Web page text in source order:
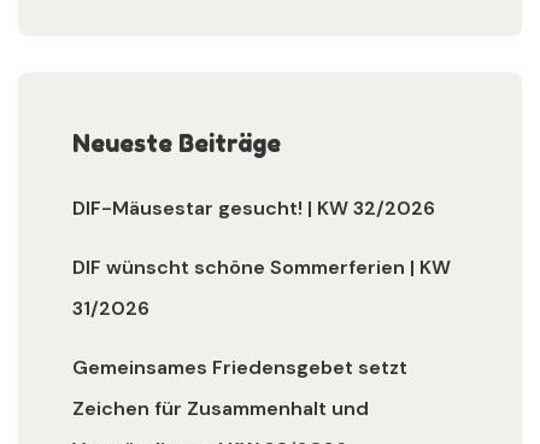
Neueste Beiträge
DIF-Mäusestar gesucht! | KW 32/2026
DIF wünscht schöne Sommerferien | KW
31/2026
Gemeinsames Friedensgebet setzt
Zeichen für Zusammenhalt und